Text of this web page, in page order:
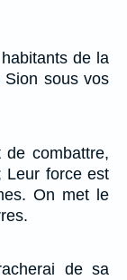
de la
Sion sous vos
de combattre,
Leur force est
On met le
de sa